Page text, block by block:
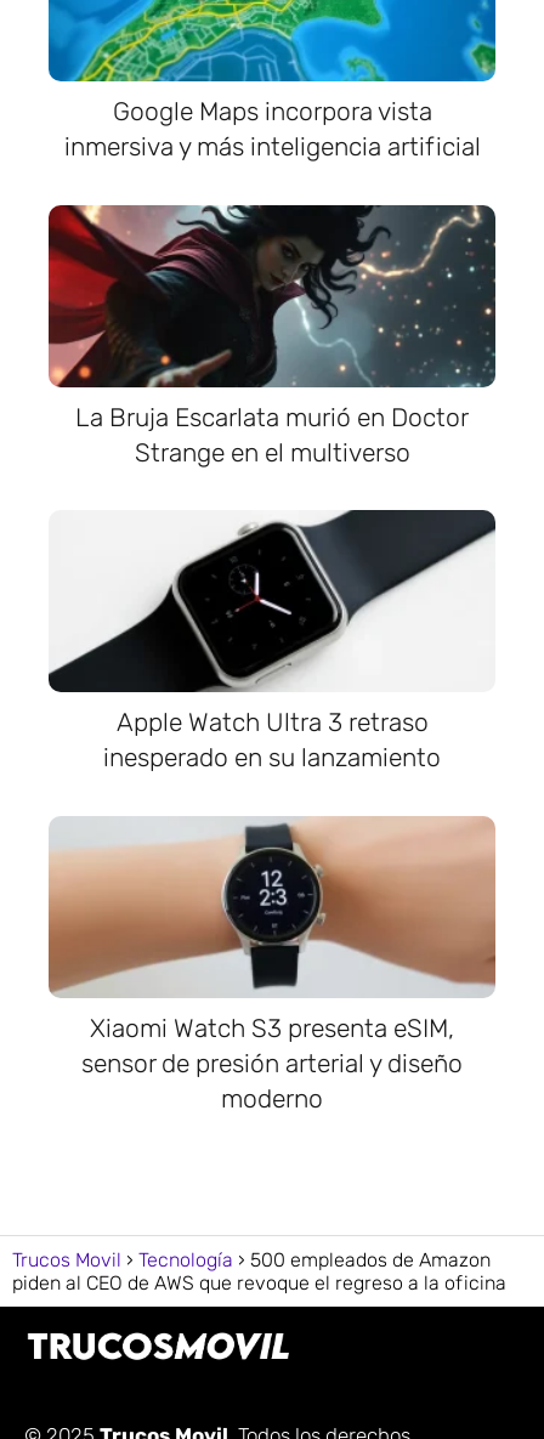
Google Maps incorpora vista
inmersiva y más inteligencia artificial
La Bruja Escarlata murió en Doctor
Strange en el multiverso
Apple Watch Ultra 3 retraso
inesperado en su lanzamiento
Xiaomi Watch S3 presenta eSIM,
sensor de presión arterial y diseño
moderno
Trucos Movil Tecnología
500 empleados de Amazon
piden al CEO de AWS que revoque el regreso a la oficina